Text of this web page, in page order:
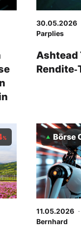
30.05.2026
Parplies
Ashtead Technology:
% Börse Online Künstliche
11.05.2026
Bernhard